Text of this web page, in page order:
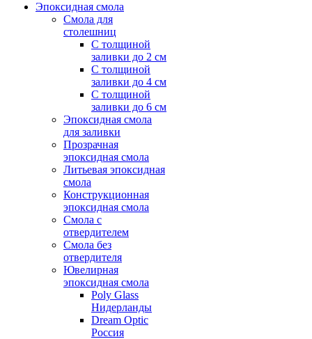
Эпоксидная смола
Смола для
столешниц
С толщиной
заливки до 2 см
С толщиной
заливки до 4 см
С толщиной
заливки до 6 см
Эпоксидная смола
для заливки
Прозрачная
эпоксидная смола
Литьевая эпоксидная
смола
Конструкционная
эпоксидная смола
Смола с
отвердителем
Смола без
отвердителя
Ювелирная
эпоксидная смола
Poly Glass
Нидерланды
Dream Optic
Россия